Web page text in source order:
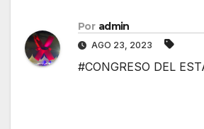
Por admin
AGO 23, 2023
#CONGRESO DEL